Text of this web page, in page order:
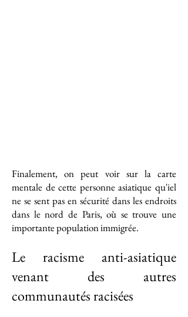
Finalement, on peut voir sur la carte
mentale de cette personne asiatique qu'iel
ne se sent pas en sécurité dans les endroits
dans le nord de Paris, où se trouve une
importante population immigrée.
Le racisme anti-asiatique
venant des autres
communautés racisées